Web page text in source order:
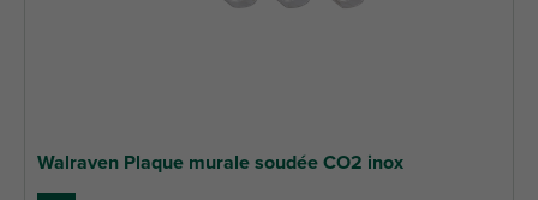
Walraven Plaque murale soudée CO2 inox